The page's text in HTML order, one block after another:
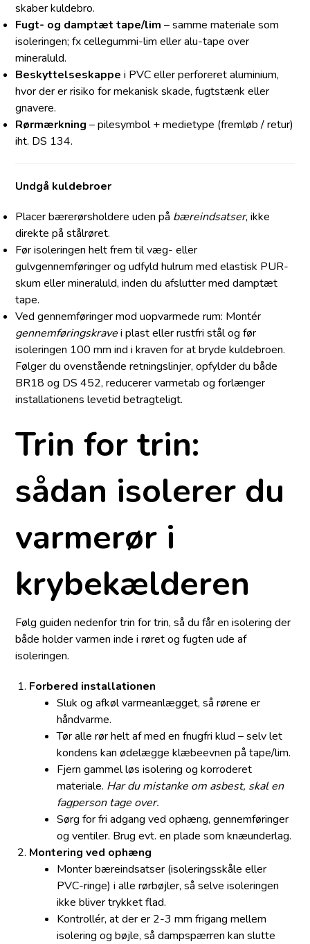
skaber kuldebro.
Fugt- og damptæt tape/lim – samme materiale som
isoleringen; fx cellegummi-lim eller alu-tape over
mineraluld.
Beskyttelseskappe i PVC eller perforeret aluminium,
hvor der er risiko for mekanisk skade, fugtstænk eller
gnavere.
Rørmærkning – pilesymbol + medietype (fremløb / retur)
iht. DS 134.
Undgå kuldebroer
Placer bærerørsholdere uden på bæreindsatser, ikke
direkte på stålrøret.
Før isoleringen helt frem til væg- eller
gulvgennemføringer og udfyld hulrum med elastisk PUR-
skum eller mineraluld, inden du afslutter med damptæt
tape.
Ved gennemføringer mod uopvarmede rum: Montér
gennemføringskravei plast eller rustfri stål og før
isoleringen 100 mm ind i kraven for at bryde kuldebroen.
Følger du ovenstående retningslinjer, opfylder du både
BR18 og DS 452, reducerer varmetab og forlænger
installationens levetid betragteligt.
Trin for trin:
sådan isolerer du
varmerør i
krybekælderen
Følg guiden nedenfor trin for trin, så du får en isolering der
både holder varmen inde i røret og fugten ude af
isoleringen.
Forbered installationen
Sluk og afkøl varmeanlægget, så rørene er
håndvarme.
Tør alle rør helt af med en fnugfri klud – selv let
kondens kan ødelægge klæbeevnen på tape/lim.
Fjern gammel løs isolering og korroderet
materiale. Har du mistanke om asbest, skal en
fagperson tage over.
Sørg for fri adgang ved ophæng, gennemføringer
og ventiler. Brug evt. en plade som knæunderlag.
Montering ved ophæng
Monter bæreindsatser (isoleringsskåle eller
PVC-ringe) i alle rørbøjler, så selve isoleringen
ikke bliver trykket flad.
Kontrollér, at der er 2-3 mm frigang mellem
isolering og bøjle, så dampspærren kan slutte